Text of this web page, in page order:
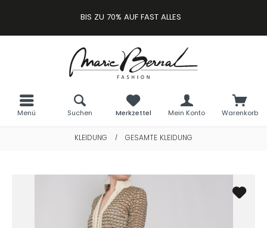
BIS ZU 70% AUF FAST ALLES
Menü Warenkorb
Merkzettel Mein Konto
Suchen
KLEIDUNG / GESAMTE KLEIDUNG